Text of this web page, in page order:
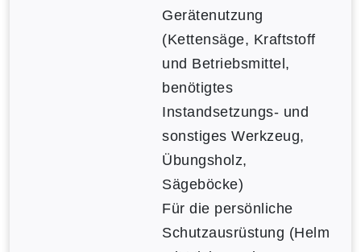
Gerätenutzung
(Kettensäge, Kraftstoff
und Betriebsmittel,
benötigtes
Instandsetzungs- und
sonstiges Werkzeug,
Übungsholz,
Sägeböcke)
Für die persönliche
Schutzausrüstung (Helm